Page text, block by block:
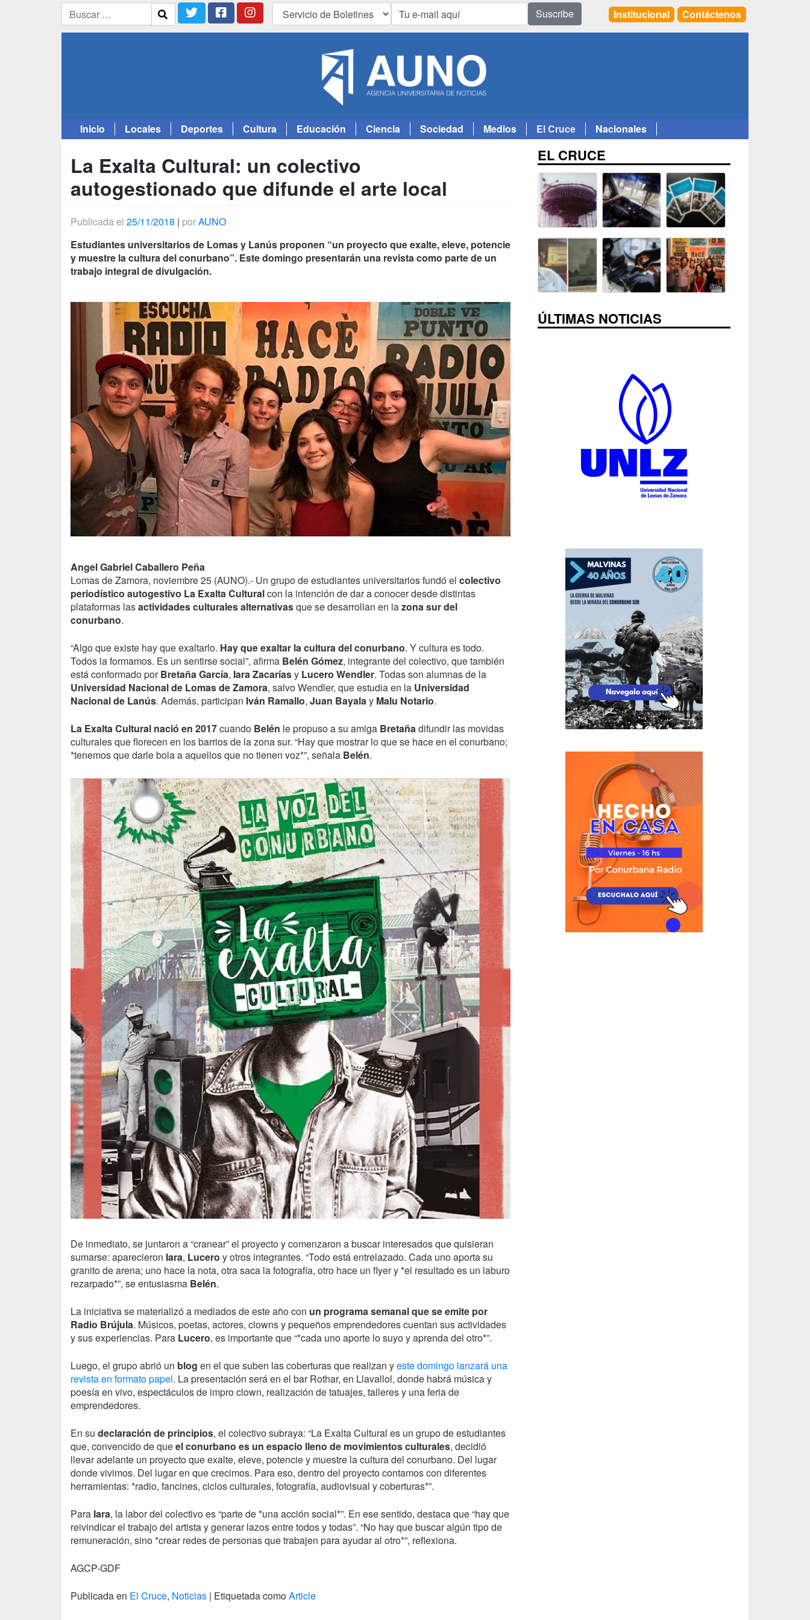
Suscribe Institucional Contáctenos
Inicio Locales Deportes Cultura Educación Ciencia Sociedad Medios El Cruce
Nacionales
La Exalta Cultural: un colectivo
autogestionado que difunde el arte local
Publicada el 25/11/2018 | porAUNO
Estudiantes universitarios de Lomas y Lanús proponen “un proyecto que exalte, eleve, potencie
y muestre la cultura del conurbano”. Este domingo presentarán una revista como parte de un
trabajo integral de divulgación.
Angel Gabriel Caballero Peña
Lomas de Zamora, noviembre 25 (AUNO).- Un grupo de estudiantes universitarios fundó el colectivo
periodístico autogestivo La Exalta Culturalcon la intención de dar a conocer desde distintas
plataformas lasactividades culturales alternativasque se desarrollan en lazona sur del
conurbano.
“Algo que existe hay que exaltarlo. Hay que exaltar la cultura del conurbano. Y cultura es todo.
Todos la formamos. Es un sentirse social”, afirma Belén Gómez, integrante del colectivo, que también
está conformado porBretaña García, Iara Zacaríasy Lucero Wendler. Todas son alumnas de la
Universidad Nacional de Lomas de Zamora, salvo Wendler, que estudia en la Universidad
Nacional de Lanús. Además, participan Iván Ramallo, Juan Bayalay Malu Notario.
La Exalta Cultural nació en 2017cuando Belén le propuso a su amiga Bretañadifundir las movidas
culturales que florecen en los barrios de la zona sur. “Hay que mostrar lo que se hace en el conurbano;
*tenemos que darle bola a aquellos que no tienen voz*”, señala Belén.
De inmediato, se juntaron a “cranear” el proyecto y comenzaron a buscar interesados que quisieran
sumarse: aparecieron Iara, Lucero y otros integrantes. “Todo está entrelazado. Cada uno aporta su
granito de arena; uno hace la nota, otra saca la fotografía, otro hace un flyer y *el resultado es un laburo
rezarpado*”, se entusiasma Belén.
La iniciativa se materializó a mediados de este año con un programa semanal que se emite por
Radio Brújula. Músicos, poetas, actores, clowns y pequeños emprendedores cuentan sus actividades
y sus experiencias. Para Lucero, es importante que “*cada uno aporte lo suyo y aprenda del otro*”.
Luego, el grupo abrió un blog en el que suben las coberturas que realizan yeste domingo lanzará una
revista en formato papel. La presentación será en el bar Rothar, en Llavallol, donde habrá música y
poesía en vivo, espectáculos de impro clown, realización de tatuajes, talleres y una feria de
emprendedores.
En su declaración de principios, el colectivo subraya: “La Exalta Cultural es un grupo de estudiantes
que, convencido de queel conurbano es un espacio lleno de movimientos culturales, decidió
llevar adelante un proyecto que exalte, eleve, potencie y muestre la cultura del conurbano. Del lugar
donde vivimos. Del lugar en que crecimos. Para eso, dentro del proyecto contamos con diferentes
herramientas: *radio, fancines, ciclos culturales, fotografía, audiovisual y coberturas*”.
Para Iara, la labor del colectivo es “parte de *una acción social*”. En ese sentido, destaca que “hay que
reivindicar el trabajo del artista y generar lazos entre todos y todas”. “No hay que buscar algún tipo de
remuneración, sino *crear redes de personas que trabajen para ayudar al otro*”, reflexiona.
AGCP-GDF
Publicada en El Cruce, Noticias | Etiquetada comoArticle
EL CRUCE
ÚLTIMAS NOTICIAS